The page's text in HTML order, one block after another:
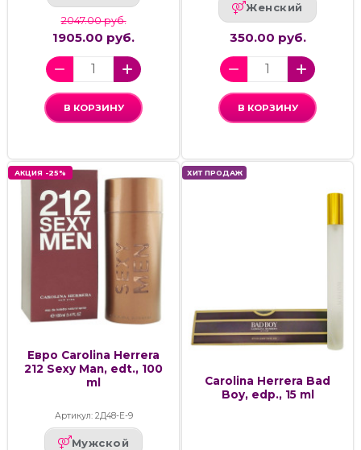
2047.00 руб.
1905.00 руб.
В КОРЗИНУ
Женский
350.00 руб.
В КОРЗИНУ
АКЦИЯ -25%
Евро Carolina Herrera
212 Sexy Man, edt., 100
ml
Артикул: 2Д48-Е-9
Мужской
ХИТ ПРОДАЖ
Carolina Herrera Bad
Boy, edp., 15 ml